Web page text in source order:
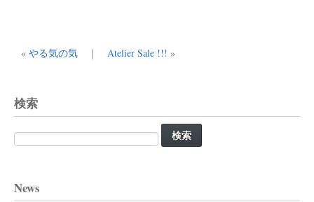
« やる気の気 ｜ Atelier Sale !!! »
検索
検
索:
News